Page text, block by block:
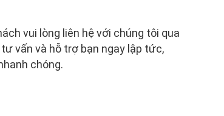
vui lòng liên hệ với chúng tôi qua
vấn và hỗ trợ bạn ngay lập tức,
chóng.